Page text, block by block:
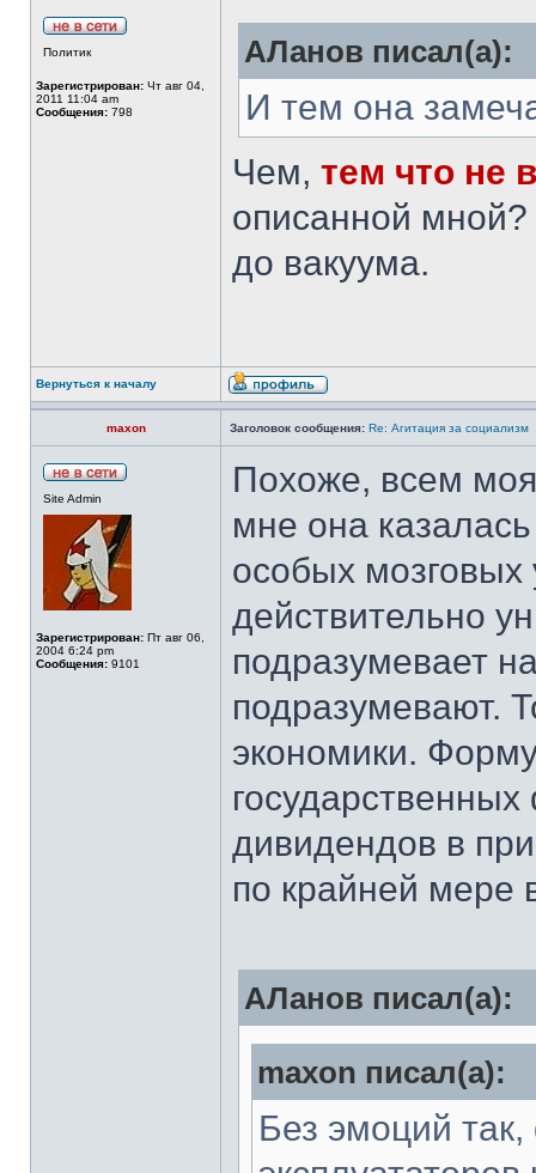
Политик
Зарегистрирован: Чт авг 04,
2011 11:04 am
Сообщения: 798
АЛанов писал(а):
И тем она
Чем, тем что не
описанной
до вакуума.
Вернуться к началу
maxon Заголовок сообщения: Re: Агитация за социализм
Site Admin
Зарегистрирован: Пт авг 06,
2004 6:24 pm
Сообщения: 9101
Похоже, всем
мне она
особых мозговых
действительно
подразумевает
подразумевают.
экономики.
дивидендов в
по крайней мере
АЛанов писал(а):
maxon писал(а):
Без эмоций